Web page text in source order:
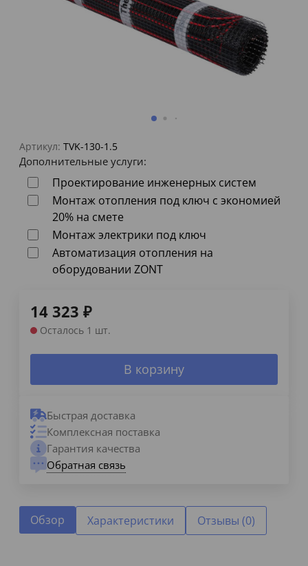
Артикул: TVK-130-1.5
Дополнительные услуги:
Проектирование инженерных систем
Монтаж отопления под ключ с экономией
20% на смете
Монтаж электрики под ключ
Автоматизация отопления на
оборудовании ZONT
14 323 ₽
Осталось 1 шт.
В корзину
Быстрая доставка
Комплексная поставка
Гарантия качества
Обратная связь
Обзор Характеристики Отзывы (0)